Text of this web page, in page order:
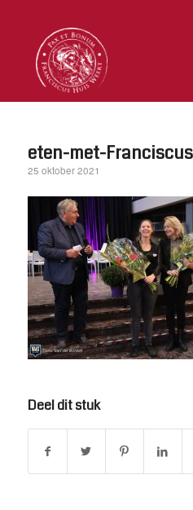
eten-met-
25 oktober 2021
Deel dit stuk